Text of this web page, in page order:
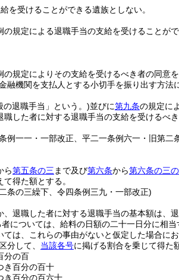
を受けることができる遺族としない。
規定による退職手当の支給を受けることが
規定によりその支給を受けるべき者の同意
融機関を支払人とする小切手を振り出す方
の退職手当」という。)並びに第九条の規定に
職した者に対する退職手当の支給を受けるべ
例一一・一部改正、平二一条例六一・旧第二
ら第五条の三 まで及び第六条から第六条の三
得た額とする。
条の三繰下、令四条例三九・一部改正)
退職した者に対する退職手当の基本額は、
については、給料の日額の二十一日分に相
は、これらの事由がないと仮定した場合に
分して、 当該各号に掲げる割合を乗じて得た
分の百
き百分の百十
き百分の百六十